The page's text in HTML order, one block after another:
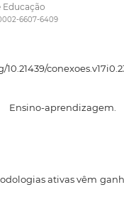
6607-6409
Ensino-
ativas vêm